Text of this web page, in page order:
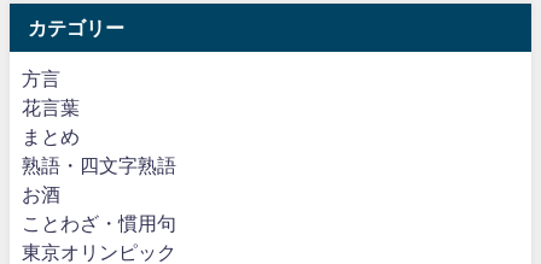
カテゴリー
方言
花言葉
まとめ
熟語・四文字熟語
お酒
ことわざ・慣用句
東京オリンピック